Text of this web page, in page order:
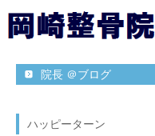
院長 ＠ブログ
ハッピーターン